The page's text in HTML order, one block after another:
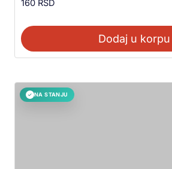
160 RSD
Dodaj u korpu
✓ NA STANJU